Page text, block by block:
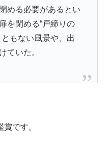
める必要があるとい
を閉める“戸締りの
もない風景や、出
ていた。
です。